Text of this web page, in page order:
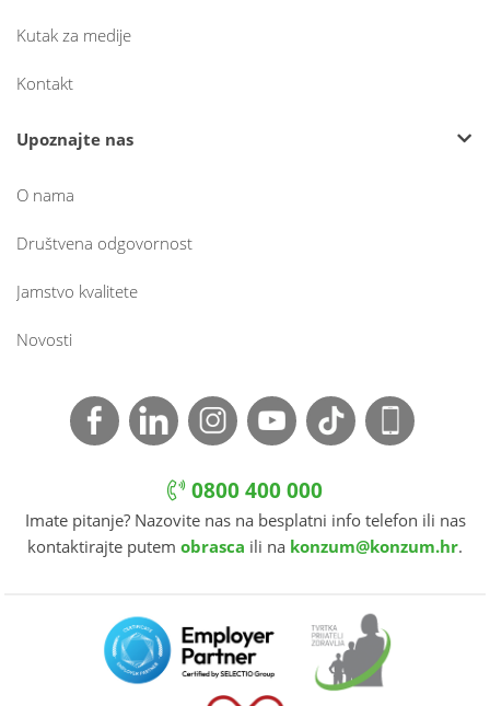
Kutak za medije
Kontakt
Upoznajte nas
O nama
Društvena odgovornost
Jamstvo kvalitete
Novosti
0800 400 000
Imate pitanje? Nazovite nas na besplatni info telefon ili nas
kontaktirajte putem obrasca ili na konzum@konzum.hr.